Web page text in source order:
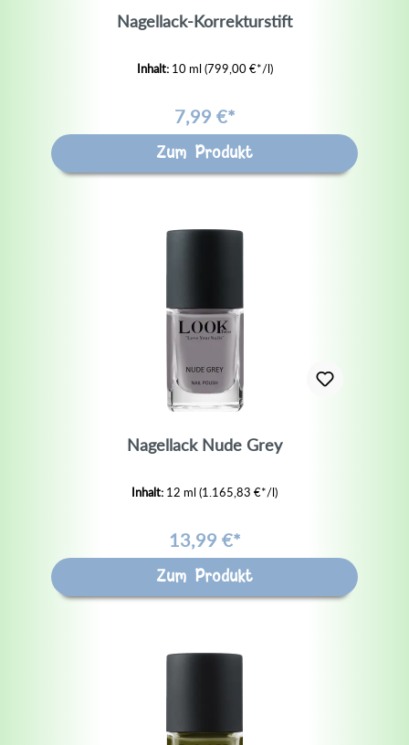
Nagellack-Korrekturstift
Inhalt: 10 ml(799,00 €*/l)
7,99 €*
Zum Produkt
Nagellack Nude Grey
Inhalt: 12 ml(1.165,83 €*/l)
13,99 €*
Zum Produkt